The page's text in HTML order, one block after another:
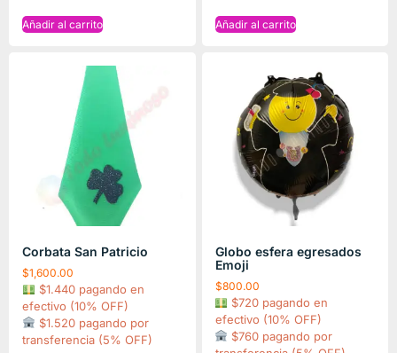
Añadir al carrito Añadir al carrito
Corbata San Patricio
$1,600.00
$1.440 pagando en
efectivo (10% OFF)
$1.520 pagando por
transferencia (5% OFF)
Globo esfera egresados
Emoji
$800.00
$720 pagando en
efectivo (10% OFF)
$760 pagando por